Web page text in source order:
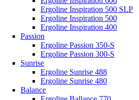
Ergoline Inspiration 500 SLP
Ergoline Inspiration 500
Ergoline Inspiration 400
Passion
Ergoline Passion 350-S
Ergoline Passion 300-S
Sunrise
Ergoline Sunrise 488
Ergoline Sunrise 480
Balance